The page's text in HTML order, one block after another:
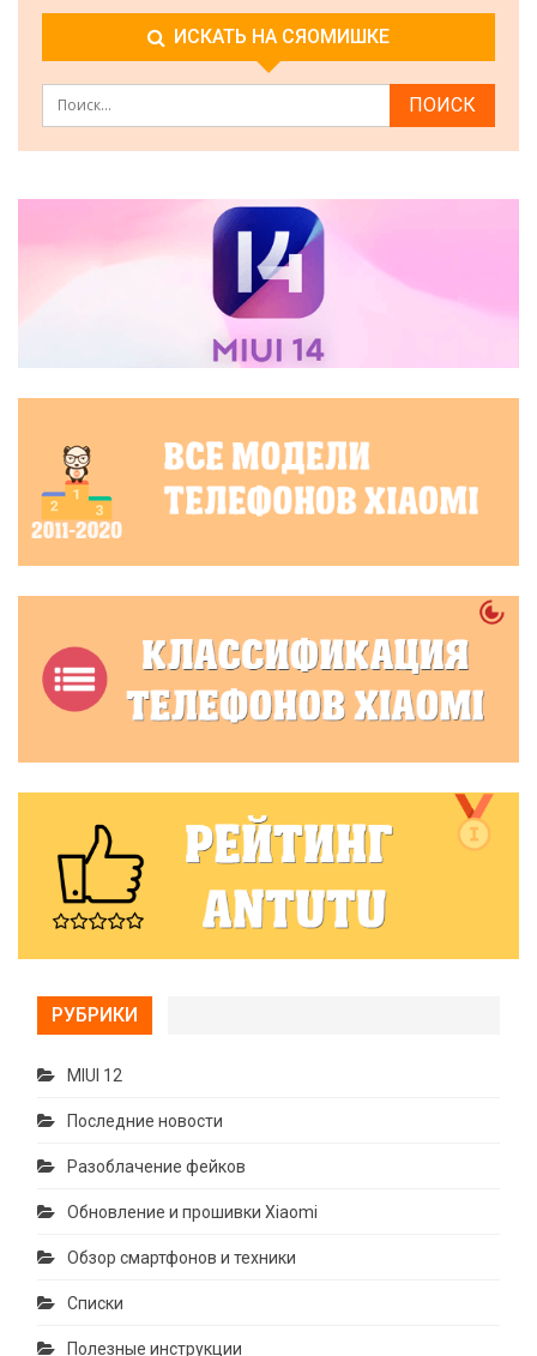
ИСКАТЬ НА СЯОМИШКЕ
РУБРИКИ
MIUI 12
Последние новости
Разоблачение фейков
Обновление и прошивки Xiaomi
Обзор смартфонов и техники
Списки
Полезные инструкции